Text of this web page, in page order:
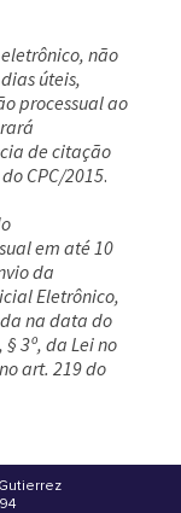
não
úteis,
processual ao
de citação
CPC/2015.
em até 10
da
Eletrônico,
na data do
3º, da Lei no
art. 219 do